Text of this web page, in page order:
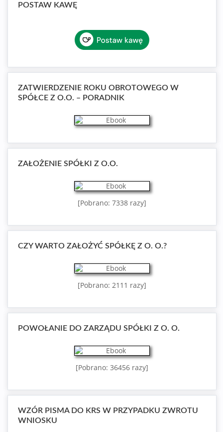
POSTAW KAWĘ
ZATWIERDZENIE ROKU OBROTOWEGO W
SPÓŁCE Z O.O. – PORADNIK
ZAŁOŻENIE SPÓŁKI Z O.O.
[Pobrano: 7338 razy]
CZY WARTO ZAŁOŻYĆ SPÓŁKĘ Z O. O.?
[Pobrano: 2111 razy]
POWOŁANIE DO ZARZĄDU SPÓŁKI Z O. O.
[Pobrano: 36456 razy]
WZÓR PISMA DO KRS W PRZYPADKU ZWROTU
WNIOSKU